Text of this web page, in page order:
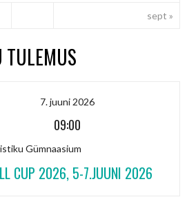
sept »
7. juuni 2026
09:00
Gümnaasium
CUP 2026, 5-7.JUUNI 2026